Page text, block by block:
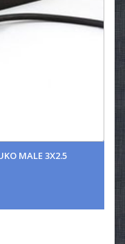
MALE 3X2.5